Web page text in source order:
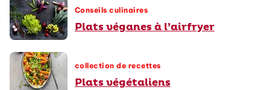
Conseils culinaires
Plats véganes à l’airfryer
collection de recettes
Plats végétaliens